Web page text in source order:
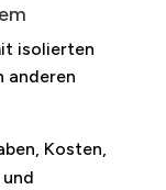
isolierten
anderen
Kosten,